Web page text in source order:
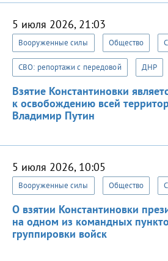
5 июля 2026, 21:03
Вооруженные силы Общество
СВО: репортажи с передовой ДНР
Взятие Константиновки
к освобождению всей
Владимир Путин
5 июля 2026, 10:05
Вооруженные силы Общество
О взятии Константиновки
на одном из командных
группировки войск